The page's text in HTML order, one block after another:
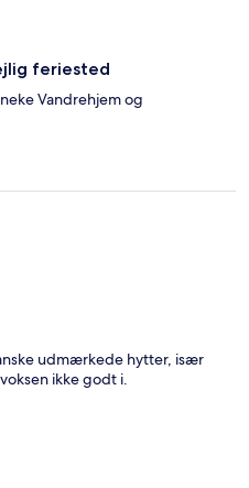
feriested
Vandrehjem og
udmærkede hytter, især
ikke godt i.